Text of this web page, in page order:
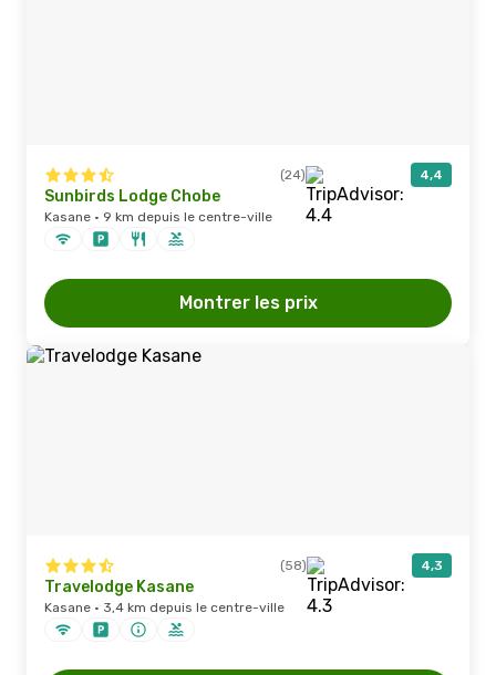
(24) 4,4
Sunbirds Lodge Chobe
Kasane · 9 km depuis le centre-ville
Montrer les prix
(58) 4,3
Travelodge Kasane
Kasane · 3,4 km depuis le centre-ville